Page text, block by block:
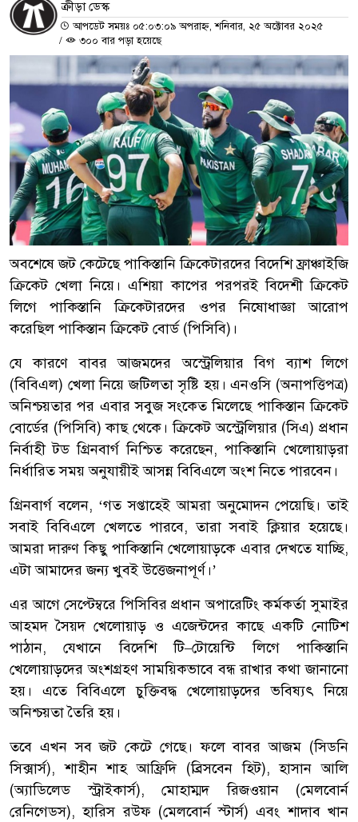
ক্রীড়া ডেস্ক
আপডেট সময়ঃ ০৫:০৩:০৯ অপরাহ্ন, শনিবার, ২৫ অক্টোবর ২০২৫
/
৩০০ বার পড়া হয়েছে
অবশেষে জট কেটেছে পাকিস্তানি ক্রিকেটারদের বিদেশি ফ্রাঞ্চাইজি
ক্রিকেট খেলা নিয়ে। এশিয়া কাপের পরপরই বিদেশী ক্রিকেট
লিগে পাকিস্তানি ক্রিকেটারদের ওপর নিষোধাজ্ঞা আরোপ
করেছিল পাকিস্তান ক্রিকেট বোর্ড (পিসিবি)।
যে কারণে বাবর আজমদের অস্ট্রেলিয়ার বিগ ব্যাশ লিগে
(বিবিএল) খেলা নিয়ে জটিলতা সৃষ্টি হয়। এনওসি (অনাপত্তিপত্র)
অনিশ্চয়তার পর এবার সবুজ সংকেত মিলেছে পাকিস্তান ক্রিকেট
বোর্ডের (পিসিবি) কাছ থেকে। ক্রিকেট অস্ট্রেলিয়ার (সিএ) প্রধান
নির্বাহী টড গ্রিনবার্গ নিশ্চিত করেছেন, পাকিস্তানি খেলোয়াড়রা
নির্ধারিত সময় অনুযায়ীই আসন্ন বিবিএলে অংশ নিতে পারবেন।
গ্রিনবার্গ বলেন, ‘গত সপ্তাহেই আমরা অনুমোদন পেয়েছি। তাই
সবাই বিবিএলে খেলতে পারবে, তারা সবাই ক্লিয়ার হয়েছে।
আমরা দারুণ কিছু পাকিস্তানি খেলোয়াড়কে এবার দেখতে যাচ্ছি,
এটা আমাদের জন্য খুবই উত্তেজনাপূর্ণ।’
এর আগে সেপ্টেম্বরে পিসিবির প্রধান অপারেটিং কর্মকর্তা সুমাইর
আহমদ সৈয়দ খেলোয়াড় ও এজেন্টদের কাছে একটি নোটিশ
পাঠান, যেখানে বিদেশি টি–টোয়েন্টি লিগে পাকিস্তানি
খেলোয়াড়দের অংশগ্রহণ সাময়িকভাবে বন্ধ রাখার কথা জানানো
হয়। এতে বিবিএলে চুক্তিবদ্ধ খেলোয়াড়দের ভবিষ্যৎ নিয়ে
অনিশ্চয়তা তৈরি হয়।
তবে এখন সব জট কেটে গেছে। ফলে বাবর আজম (সিডনি
সিক্সার্স), শাহীন শাহ আফ্রিদি (ব্রিসবেন হিট), হাসান আলি
(অ্যাডিলেড স্ট্রাইকার্স), মোহাম্মদ রিজওয়ান (মেলবোর্ন
রেনিগেডস), হারিস রউফ (মেলবোর্ন স্টার্স) এবং শাদাব খান